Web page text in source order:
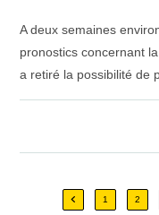
A deux semaines
pronostics concernant
a retiré la possibilité de
Go to the
1 2